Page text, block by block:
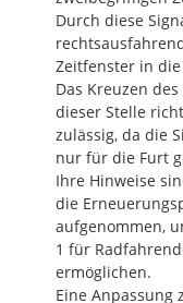
Durch diese
Zeitfenster in
Das Kreuzen
dieser Stelle
zulässig, da die
nur für die Furt
Ihre Hinweise
die
aufgenommen,
1 für
ermöglichen.
Eine Anpassung